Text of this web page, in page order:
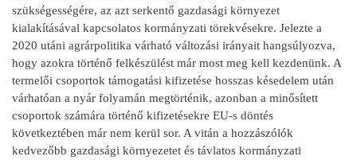
szükségességére, az azt serkentő gazdasági környezet
kialakításával kapcsolatos kormányzati törekvésekre. Jelezte a
2020 utáni agrárpolitika várható változási irányait hangsúlyozva,
hogy azokra történő felkészülést már most meg kell kezdenünk. A
termelői csoportok támogatási kifizetése hosszas késedelem után
várhatóan a nyár folyamán megtörténik, azonban a minősített
csoportok számára történő kifizetésekre EU-s döntés
következtében már nem kerül sor. A vitán a hozzászólók
kedvezőbb gazdasági környezetet és távlatos kormányzati